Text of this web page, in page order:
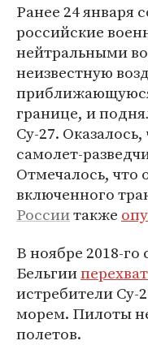
Ранее 24 января
российские
нейтральными
неизвестную
границе, и
Су-27.
самолет-
Отмечалось, что
включенного
Россиитакже
В ноябре 2018-
Бельгии
истребители Су-
морем. Пилоты
полетов.